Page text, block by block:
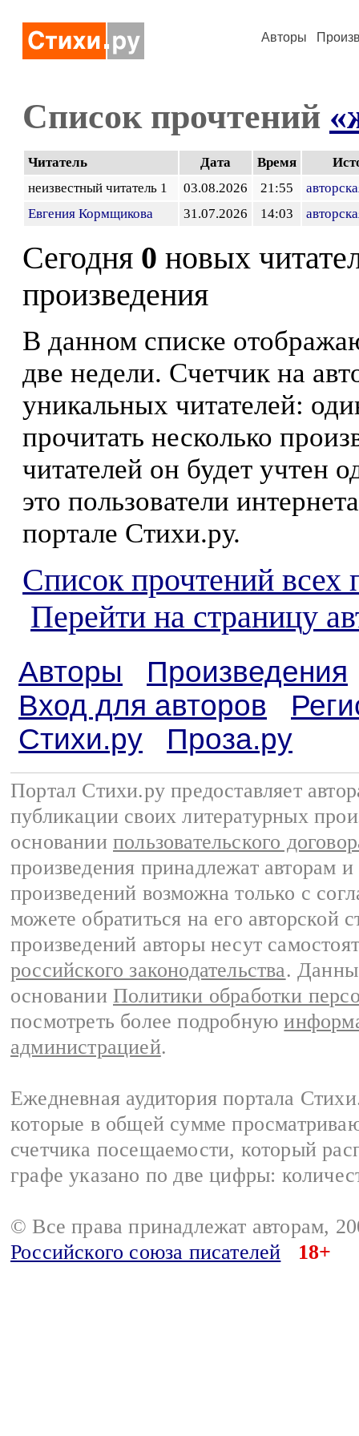
Авторы
Список прочтений
Читатель Дата Время
неизвестный читатель 1
03.08.2026 21:55
Евгения Кормщикова
31.07.2026 14:03
Сегодня 0 новых
произведения
В данном списке
две недели. Счетчик на
уникальных читателей:
прочитать несколько
читателей он будет учтен
это пользователи
портале Стихи.ру.
Список прочтений всех
Перейти на страницу
Авторы
Произведения
Вход для авторов
Стихи.ру
Проза.ру
Портал Стихи.ру предоставляет
публикации своих литературных
основании пользовательского
произведения принадлежат авторам
произведений возможна только с
можете обратиться на его авторской
произведений авторы несут
российского законодательства.
основании Политики обработки
посмотреть более подробную
администрацией.
Ежедневная аудитория портала
которые в общей сумме
счетчика посещаемости, который
графе указано по две цифры:
© Все права принадлежат авторам,
Российского союза писателей
18+